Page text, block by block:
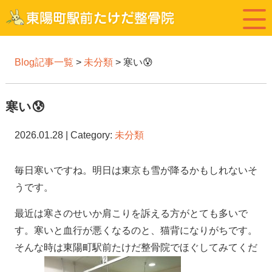
Blog記事一覧 > 未分類> 寒い😰
寒い😰
2026.01.28 | Category: 未分類
毎日寒いですね。明日は東京も雪が降るかもしれないそ
うです。
最近は寒さのせいか肩こりを訴える方がとても多いで
す。寒いと血行が悪くなるのと、猫背になりがちです。
そんな時は東陽町駅前たけだ整骨院でほぐしてみてくだ